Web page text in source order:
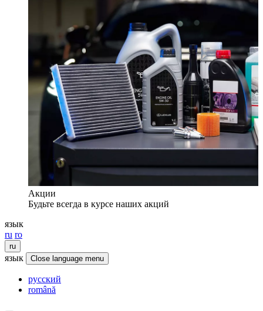
Акции
Будьте всегда в курсе наших акций
язык
ru ro
ru
язык Close language menu
русский
română